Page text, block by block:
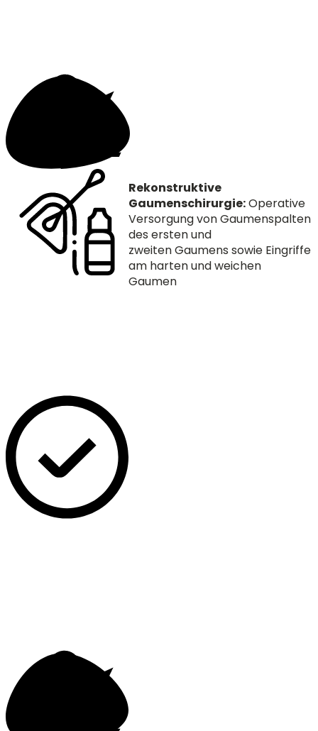
Rekonstruktive
Gaumenschirurgie:Operative
Versorgung von Gaumenspalten
des ersten und
zweiten Gaumens sowie Eingriffe
am harten und weichen
Gaumen